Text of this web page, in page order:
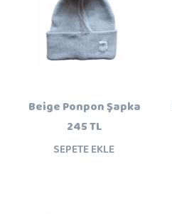
Beige Ponpon Şapka
245 TL
SEPETE EKLE